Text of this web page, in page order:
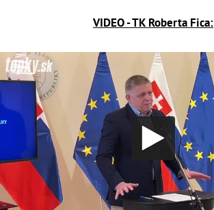
VIDEO - TK Roberta Fica: